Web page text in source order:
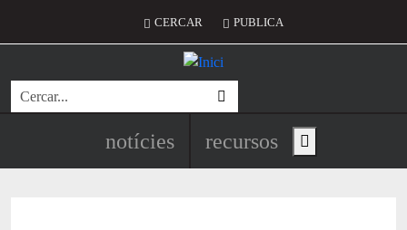
Menú del compte d'usuari
CERCAR PUBLICA
Cerca
Navegació principal de
notícies recursos Show main menu